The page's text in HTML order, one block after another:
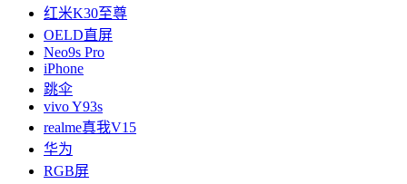
红米K30至尊
OELD直屏
Neo9s Pro
iPhone
跳伞
vivo Y93s
realme真我V15
华为
RGB屏